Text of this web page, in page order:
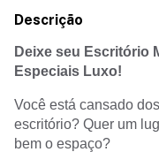
Descrição
Deixe seu Escritório
Especiais Luxo!
Você está cansado
escritório? Quer um
bem o espaço?